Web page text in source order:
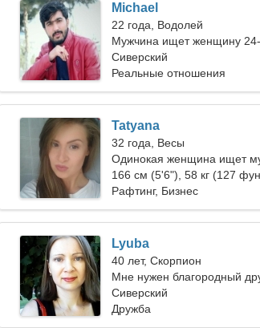
Michael
22 года, Водолей
Мужчина ищет женщину
Сиверский
Реальные отношения
Tatyana
32 года, Весы
Одинокая женщина ищет
166 см (5'6"), 58 кг (127
Рафтинг, Бизнес
Lyuba
40 лет, Скорпион
Мне нужен благородный
путешествовать
Сиверский
Дружба